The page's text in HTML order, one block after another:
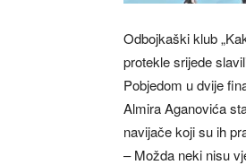
Odbojkaški klub
protekle srijede
Pobjedom u dvije
Almira Aganovića
navijače koji su ih
– Možda neki nisu